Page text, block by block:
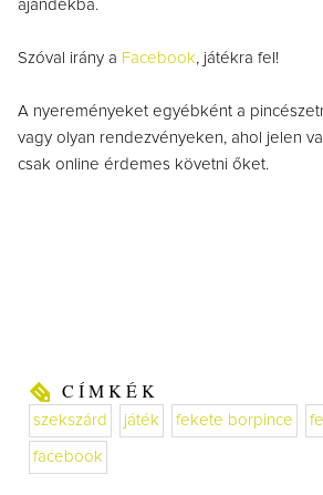
ajándékba.
Szóval irány a Facebook, játékra fel!
A nyereményeket egyébként a
vagy olyan rendezvényeken, ahol jelen
csak online érdemes követni őket.
CÍMKÉK
szekszárd játék fekete borpince
facebook